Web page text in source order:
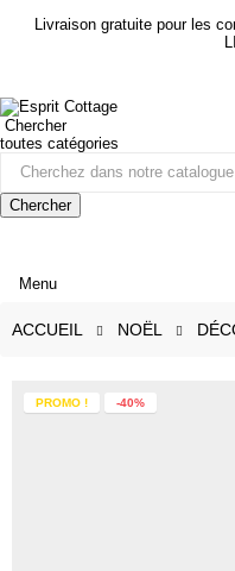
Livraison gratuite pour les
Chercher
toutes catégories
Chercher
Menu
ACCUEIL NOËL
PROMO ! -40%